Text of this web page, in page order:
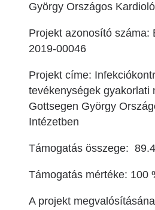
György Országos
Projekt azonosító száma:
2019-00046
Projekt címe:
tevékenységek gyakorlati
Gottsegen György
Intézetben
Támogatás összege:
Támogatás mértéke: 100
A projekt